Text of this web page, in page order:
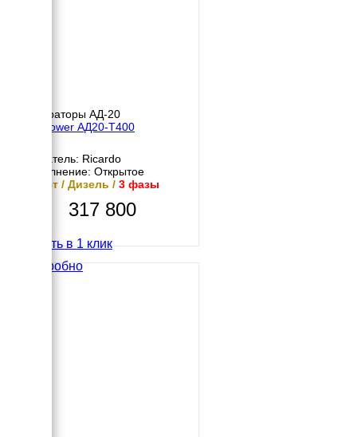
Генераторы АД-20
EcoPower АД20-T400
Двигатель: Ricardo
Исполнение: Открытое
20 кВт / Дизель / 3 фазы
317 800
Купить в 1 клик
Подробно